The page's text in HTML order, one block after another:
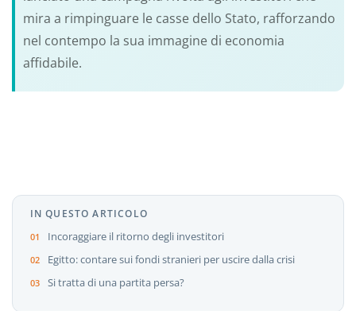
mira a rimpinguare le casse dello Stato, rafforzando
nel contempo la sua immagine di economia
affidabile.
IN QUESTO ARTICOLO
Incoraggiare il ritorno degli investitori
Egitto: contare sui fondi stranieri per uscire dalla crisi
Si tratta di una partita persa?